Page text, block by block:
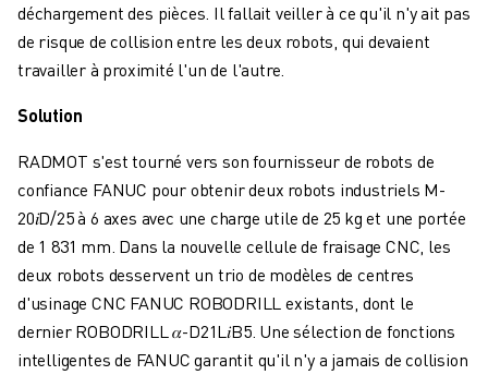
A PROPOS DE FANUC
FANUC EN EUROPE
DÉVELOPPEMENT DURABLE
FAÇONNEZ VOTRE AVENIR AVEC FANUC
REJOIGNEZ-NOUS
CONTACT
CONTACT
LOCALISATION DES SITES
IMPRESSION
déchargement des pièces. Il fallait veiller à ce qu'il n'y ait pas
de risque de collision entre les deux robots, qui devaient
travailler à proximité l'un de l'autre.
Solution
RADMOT s'est tourné vers son fournisseur de robots de
confiance FANUC pour obtenir deux robots industriels M-
20𝑖D/25 à 6 axes avec une charge utile de 25 kg et une portée
de 1 831 mm. Dans la nouvelle cellule de fraisage CNC, les
deux robots desservent un trio de modèles de centres
d'usinage CNC FANUC ROBODRILL existants, dont le
dernier ROBODRILL 𝛼-D21L𝑖B5. Une sélection de fonctions
intelligentes de FANUC garantit qu'il n'y a jamais de collision